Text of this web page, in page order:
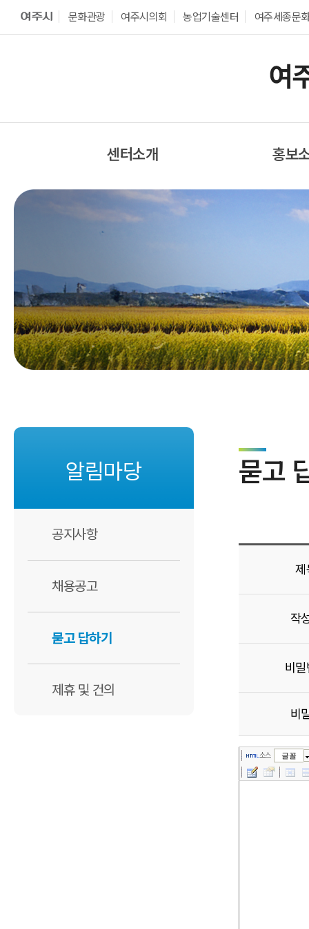
문화관광 여주시의회 농업기술센터 여주세종문
센터소개
센터 소개
조직도
기관 캐릭터
찾아오시는 길
홍보
센터
영상
알림마당
공지사항
채용공고
묻고 답하기
제휴 및 건의
묻고
제
작
비
비
소스 글꼴